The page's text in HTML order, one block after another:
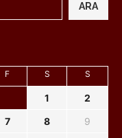
ARA
F S S
1
2
7 8
9